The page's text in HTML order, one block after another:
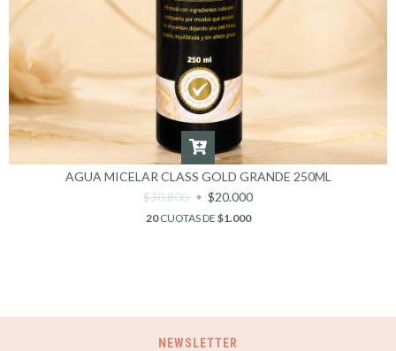
AGUA MICELAR CLASS GOLD GRANDE 250ML
$30.800
$20.000
20CUOTAS DE $1.000
NEWSLETTER